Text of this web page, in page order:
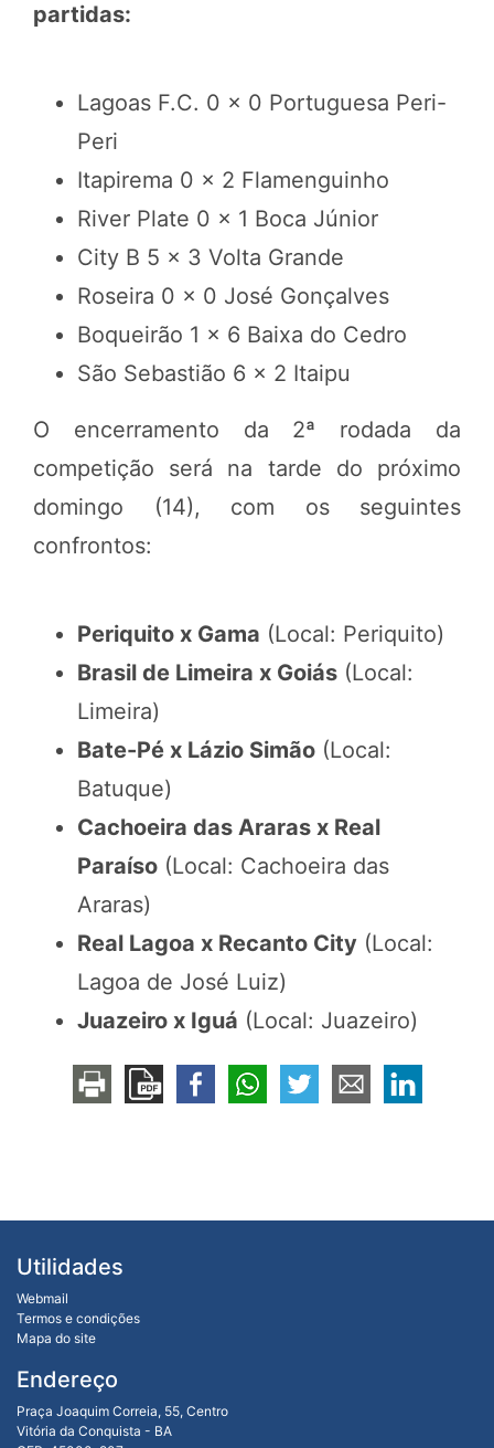
partidas:
Lagoas F.C. 0 x 0 Portuguesa Peri-
Peri
Itapirema 0 x 2 Flamenguinho
River Plate 0 x 1 Boca Júnior
City B 5 x 3 Volta Grande
Roseira 0 x 0 José Gonçalves
Boqueirão 1 x 6 Baixa do Cedro
São Sebastião 6 x 2 Itaipu
O encerramento da 2ª rodada da
competição será na tarde do próximo
domingo (14), com os seguintes
confrontos:
Periquito x Gama (Local: Periquito)
Brasil de Limeira x Goiás (Local:
Limeira)
Bate-Pé x Lázio Simão (Local:
Batuque)
Cachoeira das Araras x Real
Paraíso (Local: Cachoeira das
Araras)
Real Lagoa x Recanto City (Local:
Lagoa de José Luiz)
Juazeiro x Iguá (Local: Juazeiro)
Utilidades
Webmail
Termos e condições
Mapa do site
Endereço
Praça Joaquim Correia, 55, Centro
Vitória da Conquista - BA